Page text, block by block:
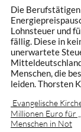
Die
Lohnsteuer und
fällig. Diese in
unerwartete
Menschen, die
leiden. Thorsten
Evangelische
Millionen Euro für
Menschen in Not